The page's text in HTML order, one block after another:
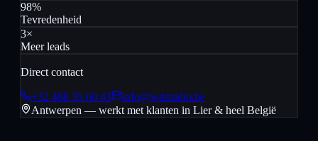
98%
Tevredenheid
3×
Meer leads
Direct contact
+32 488 35 60 43
info@wdstudio.be
Antwerpen — werkt met klanten in Lier& heel België